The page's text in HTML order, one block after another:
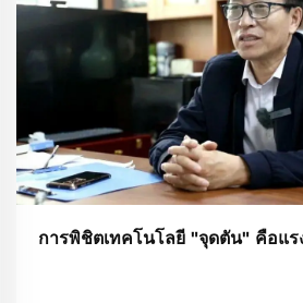
การพิชิตเทคโนโลยี "จุดตัน" คือแ